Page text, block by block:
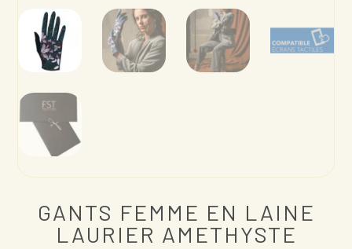
GANTS FEMME EN LAINE
LAURIER AMETHYSTE